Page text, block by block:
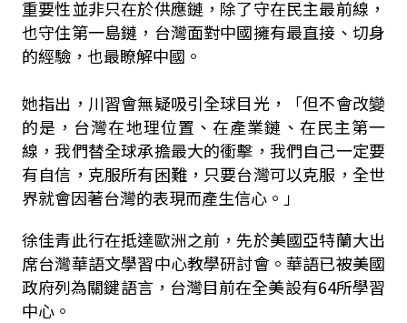
重要性並非只在於供應鏈，除了守在民主最前線，
也守住第一島鏈，台灣面對中國擁有最直接、切身
的經驗，也最瞭解中國。
她指出，川習會無疑吸引全球目光，「但不會改變
的是，台灣在地理位置、在產業鏈、在民主第一
線，我們替全球承擔最大的衝擊，我們自己一定要
有自信，克服所有困難，只要台灣可以克服，全世
界就會因著台灣的表現而產生信心。」
徐佳青此行在抵達歐洲之前，先於美國亞特蘭大出
席台灣華語文學習中心教學研討會。華語已被美國
政府列為關鍵語言，台灣目前在全美設有64所學習
中心。